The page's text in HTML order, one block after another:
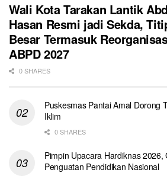
Wali Kota Tarakan Lantik
Hasan Resmi jadi Sekda,
Besar Termasuk
ABPD 2027
0 SHARES
Puskesmas Pantai Amal Dorong
Iklim
0 SHARES
Pimpin Upacara Hardiknas 2026,
Penguatan Pendidikan Nasional